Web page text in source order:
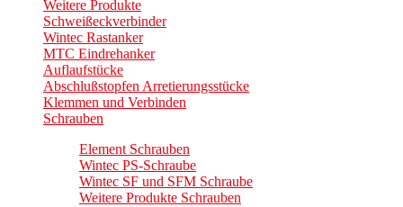
Weitere Produkte
Schweißeckverbinder
Wintec Rastanker
MTC Eindrehanker
Auflaufstücke
Abschlußstopfen Arretierungsstücke
Klemmen und Verbinden
Schrauben
Element Schrauben
Wintec PS-Schraube
Wintec SF und SFM Schraube
Weitere Produkte Schrauben